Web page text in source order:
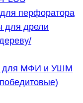
перфоратора
для дрели
для МФИ и УШМ